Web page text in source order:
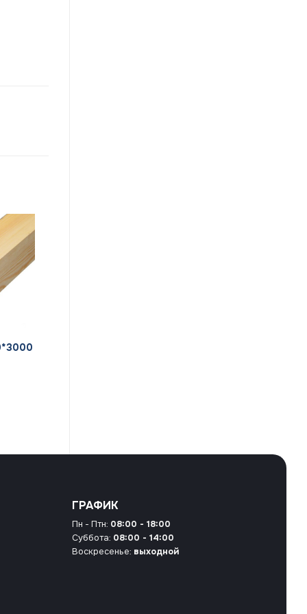
ГРАФИК
Пн - Птн: 08:00 - 18:00
Суббота: 08:00 - 14:00
Воскресенье: выходной